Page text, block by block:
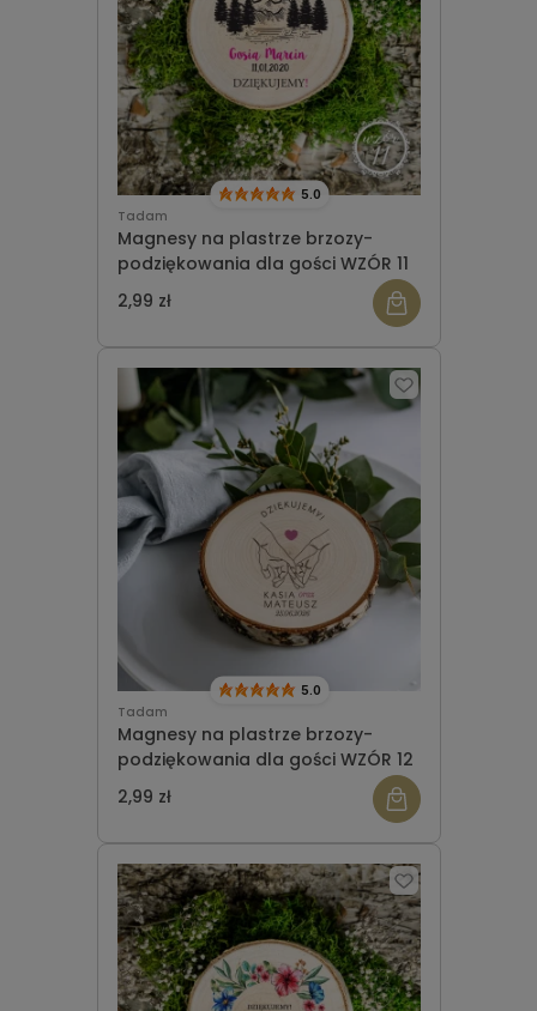
Tadam
Magnesy na plastrze brzozy-
podziękowania dla gości WZÓR 11
5.0
2,99 zł
Tadam
Magnesy na plastrze brzozy-
podziękowania dla gości WZÓR 12
5.0
2,99 zł